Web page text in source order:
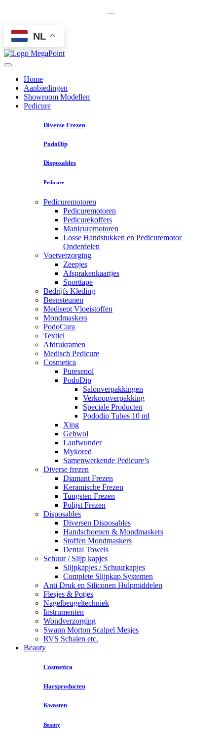
—
NL
Home
Aanbiedingen
Showroom Modellen
Pedicure
Diverse Frezen
PodoDip
Disposables
Pedicure
Pedicuremotoren
Pedicuremotoren
Pedicurekoffers
Manicuremotoren
Losse Handstukken en Pedicuremotor
Onderdelen
Voetverzorging
Zeepjes
Afsprakenkaartjes
Sporttape
Bedrijfs Kleding
Beensteunen
Medisept Vloeistoffen
Mondmaskers
PodoCura
Textiel
Afdrukramen
Medisch Pedicure
Cosmetica
Puresenol
PodoDip
Salonverpakkingen
Verkoopverpakking
Speciale Producten
Pododip Tubes 10 ml
Xing
Gehwol
Laufwunder
Mykored
Samenwerkende Pedicure’s
Diverse frezen
Diamant Frezen
Keramische Frezen
Tungsten Frezen
Polijst Frezen
Disposables
Diversen Disposables
Handschoenen & Mondmaskers
Stoffen Mondmaskers
Dental Towels
Schuur / Slijp kapjes
Slijpkapjes / Schuurkapjes
Complete Slijpkap Systemen
Anti Druk en Siliconen Hulpmiddelen
Flesjes & Potjes
Nagelbeugeltechniek
Instrumenten
Wondverzorging
Swann Morton Scalpel Mesjes
RVS Schalen etc.
Beauty
Cosmetica
Harsproducten
Kwasten
Beauty